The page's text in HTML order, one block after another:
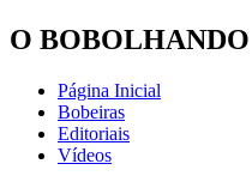
O BOBOLHANDO
Página Inicial
Bobeiras
Editoriais
Vídeos